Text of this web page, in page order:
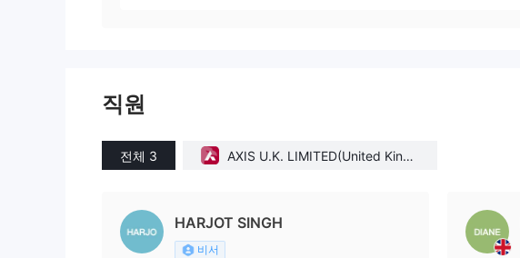
직원
전체 3
AXIS U.K. LIMITED(United Kingd
HARJOT SINGH
비서